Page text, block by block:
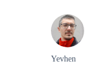
Yevhen